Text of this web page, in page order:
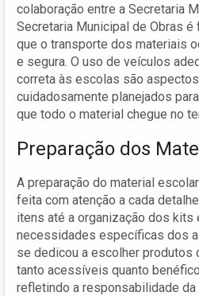
colaboração entre a Secretaria
Secretaria Municipal de Obras é
que o transporte dos materiais
e segura. O uso de veículos
correta às escolas são
cuidadosamente planejados
que todo o material chegue no
Preparação dos
A preparação do material
feita com atenção a cada
itens até a organização dos kits
necessidades específicas dos
se dedicou a escolher produtos
tanto acessíveis quanto
refletindo a responsabilidade